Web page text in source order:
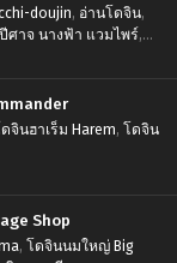
doujin, อ่านโดจิน,
ศาจ นางฟ้า แวมไพร์,
จินฮาเร็ม Harem, โดจิน
Shop
, โดจินนมใหญ่ Big